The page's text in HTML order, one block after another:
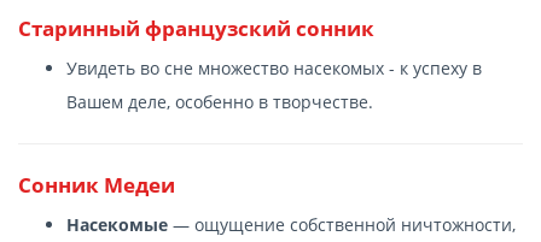
Старинный французский сонник
Увидеть во сне множество насекомых - к успеху в
Вашем деле, особенно в творчестве.
Сонник Медеи
Насекомые — ощущение собственной ничтожности,